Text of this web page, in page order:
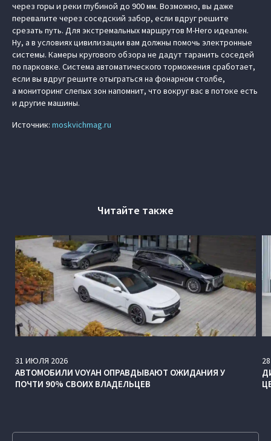
через горы и реки глубиной до 900 мм. Возможно, вы даже
перевалите через соседский забор, если вдруг решите
срезать путь. Для экстремальных маршрутов M-Hero идеален.
Ну, а в условиях цивилизации вам должны помочь электронные
системы. Камеры кругового обзора не дадут таранить соседей
по парковке. Система автоматического торможения сработает,
если вы вдруг решите отыграться на фонарном столбе,
а мониторинг слепых зон напомнит, что вокруг вас в потоке есть
и другие машины.
Источник: moskvichmag.ru
Читайте также
31 ИЮЛЯ 2026
АВТОМОБИЛИ VOYAH ОПРАВДЫВАЮТ ОЖИДАНИЯ У
ПОЧТИ 90% СВОИХ ВЛАДЕЛЬЦЕВ
28